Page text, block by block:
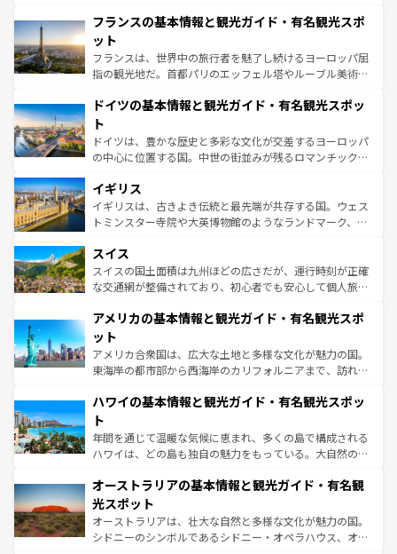
なお、新着のイタリア情報はコンテンツ一覧を参照してほ
しい。
文化が根付くこの国では、情熱的なフラメンコ、熱気あふ
れる闘牛、そして美味しいタパスが生活の一部となってい
る。首都マドリードの洗練された雰囲気や、バルセロナの
アートに溢れた街角から、地方では古代ローマ遺跡や中世
せる。地方によって風土や気候が異なるスペインはその個
ンテンツ一覧 を参照してほしい。
フランスの基本情報と観光ガイド・有名観光スポ
ット
フランスは、世界中の旅行者を魅了し続けるヨーロッパ屈
指の観光地だ。首都パリのエッフェル塔やルーブル美術館
で、幅広い魅力が詰まっている。華麗な宮殿、歴史的な大
聖堂、美しいビーチ、そして豊かな自然が、訪れる者を心
から魅了する。また、フランスは美食の国としても知ら
れ、フランス料理はユネスコ無形文化遺産にも登録されて
香り高いラベンダー畑など、多彩な楽しみ方が可能だ。さ
らに、パリ以外の地域にも魅力が溢れており、どの街角に
も豊かな歴史と文化が息づいている。パリ以外の個性あふ
を参照してほしい。
ドイツの基本情報と観光ガイド・有名観光スポッ
ト
ドイツは、豊かな歴史と多彩な文化が交差するヨーロッパ
の中心に位置する国。中世の街並みが残るロマンチック街
顔を持つこの国は、どこを歩いても飽きることがない。ベ
ルリンの文化的活気、バイエルン州のアルプスの絶景、そ
してライン川沿いのワイン畑といった風景は必見。ビール
は、お酒好きな人にはぜひ体験してほしい。 なお、新着の
ドイツ情報はコンテンツ一覧を参照してほしい。
イギリス
イギリスは、古きよき伝統と最先端が共存する国。ウェス
トミンスター寺院や大英博物館のようなランドマーク、歴
リアごとに異なる魅力がある。また、優雅なアフタヌーン
ティー、ビール好きにはたまらない英国パブ、サッカー観
戦など、本場だからこそできる体験も豊富。イギリスを旅
ンツ一覧を参照してほしい。
スイス
スイスの国土面積は九州ほどの広さだが、運行時刻が正確
な交通網が整備されており、初心者でも安心して個人旅行
の建物がそのまま残る町や、スイスならではのユニークな
博物館もあり、アルプス観光だけでなく町歩きも満喫する
ことができる。国民の所得が高いため物価も高いが、旅行
者向けの交通パス提供のサービスもあり、うまく活用すれ
着のスイス情報はコンテンツ一覧を参照してほしい。
アメリカの基本情報と観光ガイド・有名観光スポ
ット
アメリカ合衆国は、広大な土地と多様な文化が魅力の国。
東海岸の都市部から西海岸のカリフォルニアまで、訪れる
のような巨大都市は、観光、ショッピング、エンターテイ
ンメントが詰まった刺激的なスポットだ。一方、アメリカ
西部には大自然が広がり、グランドキャニオンやイエロー
ストーン国立公園といった絶景が堪能できる。さらに、南
文化が魅力。旅行者はアメリカの各地域で異なる魅力を楽
しみながら、その多様性と豊かな歴史を感じることができ
るだろう。車でのロードトリップや列車の旅も、アメリカ
ならではの贅沢な旅のスタイルだ。 なお、新着のアメリカ
情報は コンテンツ一覧 を参照してほしい。
ハワイの基本情報と観光ガイド・有名観光スポッ
ト
年間を通じて温暖な気候に恵まれ、多くの島で構成される
ハワイは、どの島も独自の魅力をもっている。大自然の神
ワイ島は見逃せない。また、定番の観光地といえばオアフ
島だが、静かな自然を求めるならマウイ島やカウアイ島が
おすすめ。エメラルドグリーンに輝く海をはじめ、豊かな
文化や歴史が息づいている。「アロハスピリット」と呼ば
オーストラリアの基本情報と観光ガイド・有名観
光スポット
オーストラリアは、壮大な自然と多様な文化が魅力の国。
シドニーのシンボルであるシドニー・オペラハウス、オー